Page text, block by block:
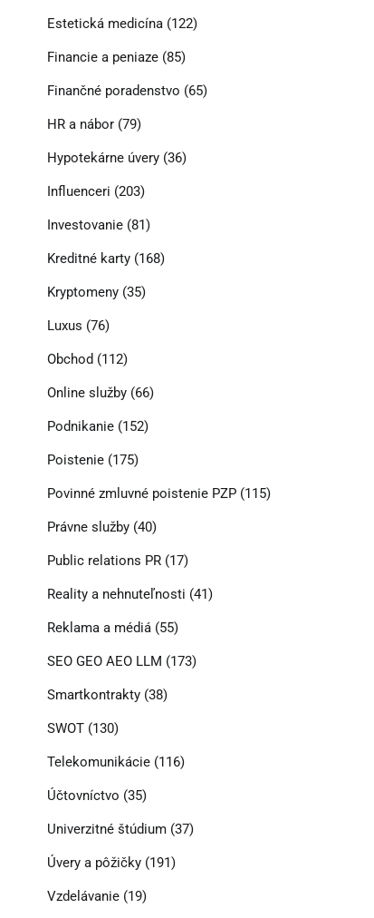
Estetická medicína(122)
Financie a peniaze(85)
Finančné poradenstvo (65)
HR a nábor(79)
Hypotekárne úvery(36)
Influenceri (203)
Investovanie(81)
Kreditné karty(168)
Kryptomeny(35)
Luxus (76)
Obchod (112)
Online služby(66)
Podnikanie(152)
Poistenie(175)
Povinné zmluvné poistenie PZP(115)
Právne služby(40)
Public relations PR(17)
Reality a nehnuteľnosti (41)
Reklama a médiá(55)
SEO GEO AEO LLM (173)
Smartkontrakty(38)
SWOT(130)
Telekomunikácie(116)
Účtovníctvo (35)
Univerzitné štúdium(37)
Úvery a pôžičky(191)
Vzdelávanie(19)